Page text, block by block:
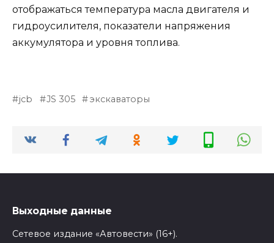
отображаться температура масла двигателя и
гидроусилителя, показатели напряжения
аккумулятора и уровня топлива.
jcb JS 305 экскаваторы
Выходные данные
Сетевое издание «Автовести» (16+).